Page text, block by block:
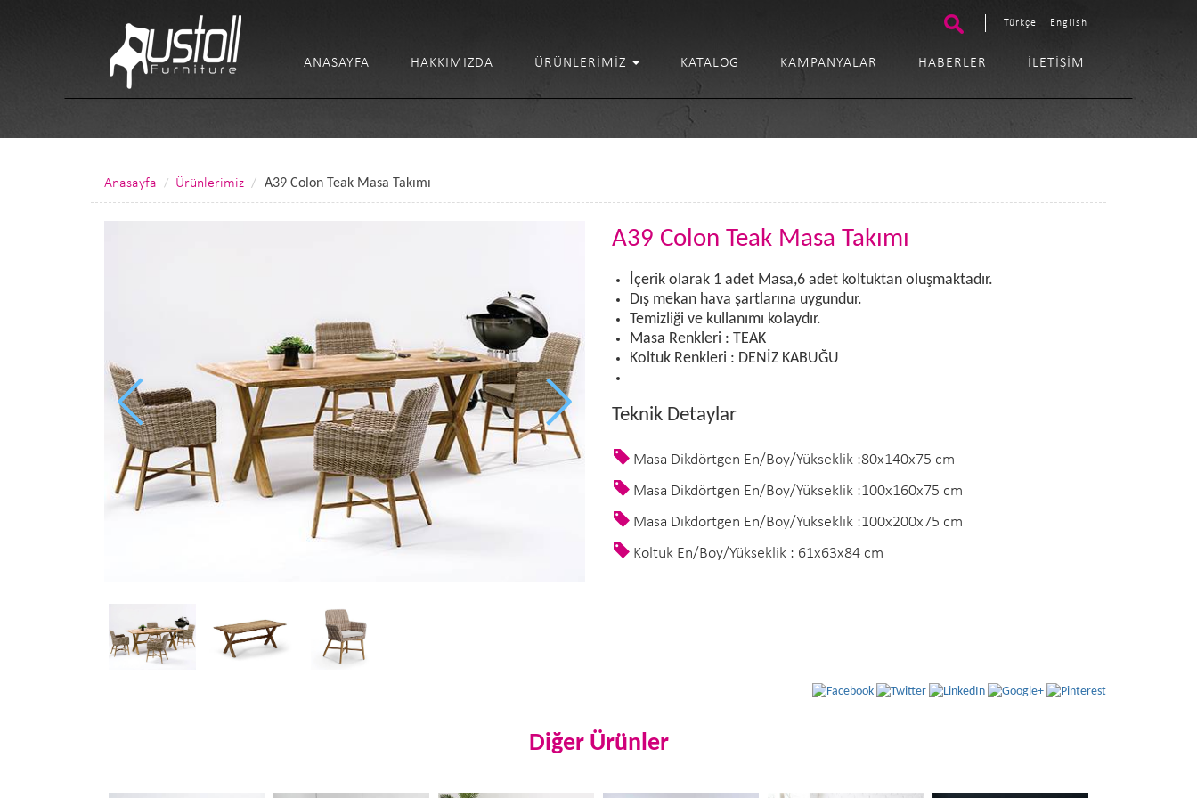
Türkçe English
ANASAYFA HAKKIMIZDA ÜRÜNLERIMIZ KATALOG KAMPANYALAR HABERLER İLETIŞIM
Anasayfa Ürünlerimiz A39 Colon Teak Masa Takımı
A39 Colon Teak Masa Takımı
İçerik olarak 1 adet Masa,6 adet koltuktan oluşmaktadır.
Dış mekan hava şartlarına uygundur.
Temizliği ve kullanımı kolaydır.
Masa Renkleri : TEAK
Koltuk Renkleri : DENİZ KABUĞU
Teknik Detaylar
Masa Dikdörtgen En/Boy/Yükseklik :80x140x75 cm
Masa Dikdörtgen En/Boy/Yükseklik :100x160x75 cm
Masa Dikdörtgen En/Boy/Yükseklik :100x200x75 cm
Koltuk En/Boy/Yükseklik : 61x63x84 cm
Diğer Ürünler